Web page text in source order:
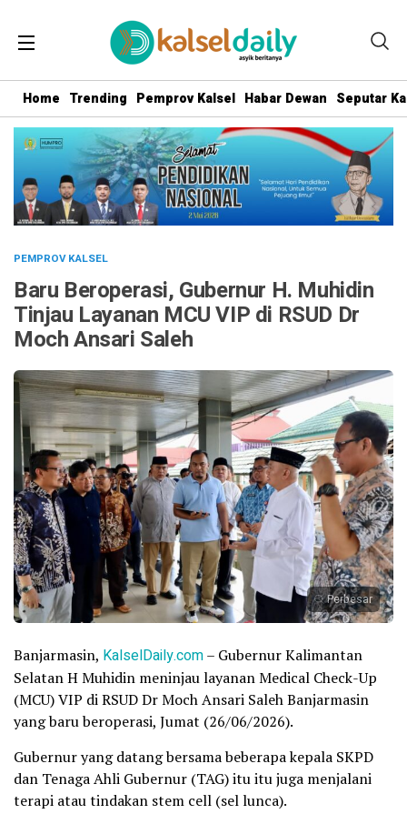
Home Trending Pemprov Kalsel Habar Dewan Seputar
PEMPROV KALSEL
Baru Beroperasi, Gubernur H. Muhidin
Tinjau Layanan MCU VIP di RSUD Dr
Moch Ansari Saleh
Perbesar
Banjarmasin, KalselDaily.com– Gubernur Kalimantan
Selatan H Muhidin meninjau layanan Medical Check-Up
(MCU) VIP di RSUD Dr Moch Ansari Saleh Banjarmasin
yang baru beroperasi, Jumat (26/06/2026).
Gubernur yang datang bersama beberapa kepala SKPD
dan Tenaga Ahli Gubernur (TAG) itu itu juga menjalani
terapi atau tindakan stem cell (sel lunca).